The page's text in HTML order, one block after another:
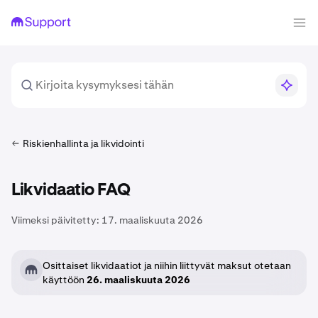
Riskienhallinta ja likvidointi
Likvidaatio FAQ
Viimeksi päivitetty: 17. maaliskuuta 2026
Osittaiset likvidaatiot ja niihin liittyvät maksut otetaan
käyttöön 26. maaliskuuta 2026